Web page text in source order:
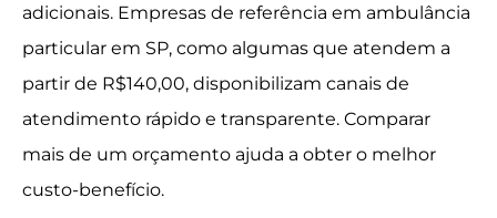
adicionais. Empresas de referência em ambulância
particular em SP, como algumas que atendem a
partir de R$140,00, disponibilizam canais de
atendimento rápido e transparente. Comparar
mais de um orçamento ajuda a obter o melhor
custo-benefício.